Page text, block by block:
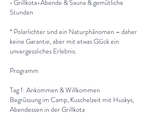
• Grillkota-Abende & Sauna & gemütliche
Stunden
* Polarlichter sind ein Naturphänomen – daher
keine Garantie, aber mit etwas Glück ein
unvergessliches Erlebnis.
​Programm
Tag 1: Ankommen & Willkommen
Begrüssung im Camp, Kuschelzeit mit Huskys,
Abendessen in der Grillkota